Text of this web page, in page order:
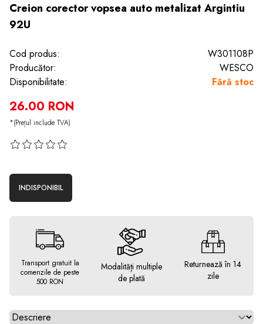
Creion corector vopsea auto metalizat Argintiu
92U
Cod produs:
W301108P
Producător:
WESCO
Disponibilitate:
Fără stoc
26.00 RON
*(Prețul include TVA)
INDISPONIBIL
Transport gratuit la
comenzile de peste
500 RON
Modalități multiple
de plată
Returnează în 14
zile
Alegeti tab